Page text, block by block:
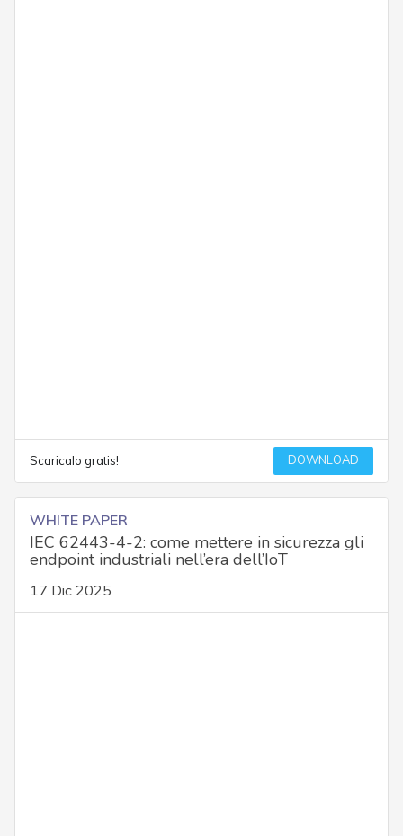
Scaricalo gratis! DOWNLOAD
WHITE PAPER
IEC 62443-4-2: come mettere in sicurezza gli
endpoint industriali nell’era dell’IoT
17 Dic 2025